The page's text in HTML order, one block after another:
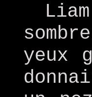
yeux